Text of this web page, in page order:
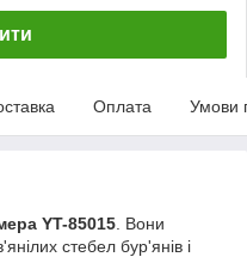
Оплата Умови
YT-85015 . Вони
стебел бур'янів і